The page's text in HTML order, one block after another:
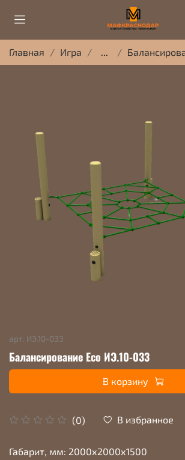
Главная Игра ...
арт. ИЭ.10-033
Балансирование Eco ИЭ.10-033
(0) В избранное
В корзину
Габарит, мм: 2000х2000х1500